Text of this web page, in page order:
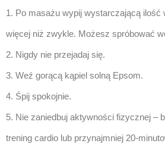
1. Po masażu wypij wystarczającą ilość
więcej niż zwykle. Możesz spróbować
2. Nigdy nie przejadaj się.
3. Weź gorącą kąpiel solną Epsom.
4. Śpij spokojnie.
5. Nie zaniedbuj aktywności fizycznej –
trening cardio lub przynajmniej 20-